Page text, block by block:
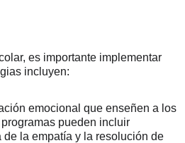
es importante implementar
incluyen:
emocional que enseñen a los
pueden incluir
la empatía y la resolución de